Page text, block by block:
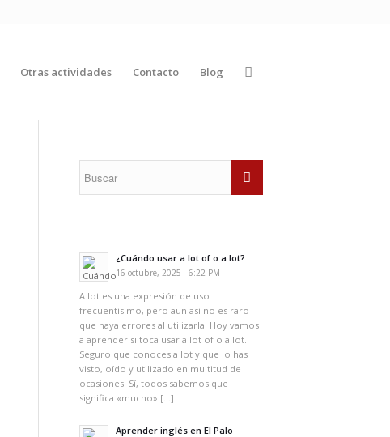
Otras actividades Contacto Blog
¿Cuándo usar a lot of o a lot?
16 octubre, 2025 - 6:22 PM
A lot es una expresión de uso
frecuentísimo, pero aun así no es raro
que haya errores al utilizarla. Hoy vamos
a aprender si toca usar a lot of o a lot.
Seguro que conoces a lot y que lo has
visto, oído y utilizado en multitud de
ocasiones. Sí, todos sabemos que
significa «mucho» […]
Aprender inglés en El Palo